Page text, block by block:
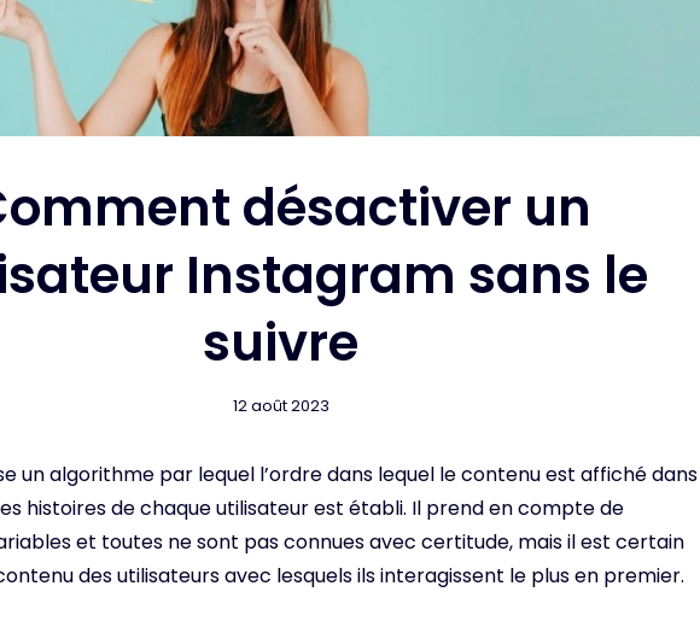
désactiver un
Instagram sans le
suivre
12 août 2023
un algorithme par lequel l’ordre dans lequel le contenu est affiché dans
histoires de chaque utilisateur est établi. Il prend en compte de
et toutes ne sont pas connues avec certitude, mais il est certain
des utilisateurs avec lesquels ils interagissent le plus en premier.